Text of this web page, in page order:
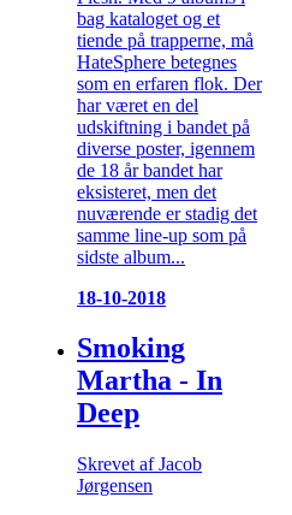
bag kataloget og et
tiende på trapperne, må
HateSphere betegnes
som en erfaren flok. Der
har været en del
udskiftning i bandet på
diverse poster, igennem
de 18 år bandet har
eksisteret, men det
nuværende er stadig det
samme line-up som på
sidste album...
18-10-2018
Smoking
Martha - In
Deep
Skrevet af Jacob
Jørgensen